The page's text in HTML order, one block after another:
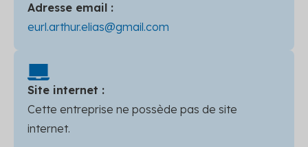
Adresse email :
eurl.arthur.elias@gmail.com
Site internet :
Cette entreprise ne possède pas de site
internet.